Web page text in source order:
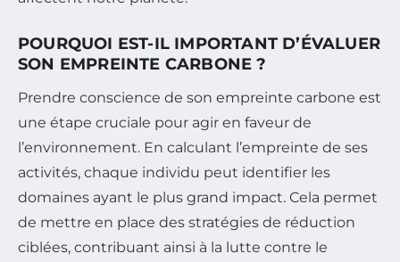
POURQUOI EST-IL IMPORTANT D’ÉVALUER
SON EMPREINTE CARBONE ?
Prendre conscience de son empreinte carbone est
une étape cruciale pour agir en faveur de
l’environnement. En calculant l’empreinte de ses
activités, chaque individu peut identifier les
domaines ayant le plus grand impact. Cela permet
de mettre en place des stratégies de réduction
ciblées, contribuant ainsi à la lutte contre le